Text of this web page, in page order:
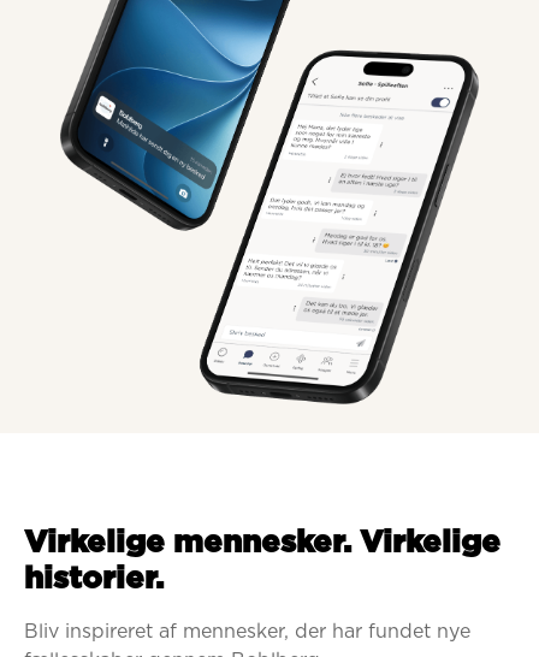
Virkelige mennesker. Virkelige
historier.
Bliv inspireret af mennesker, der har fundet nye